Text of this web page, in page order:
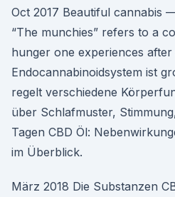
Oct 2017 Beautiful cannabis
“The munchies” refers to a
hunger one experiences
Endocannabinoidsystem ist
regelt verschiedene
über Schlafmuster,
Tagen CBD Öl:
im Überblick.
März 2018 Die Substanzen